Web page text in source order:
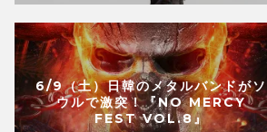
6/9（土）日韓のメタルバンドがソ
ウルで激突！『NO MERCY
FEST VOL.8』